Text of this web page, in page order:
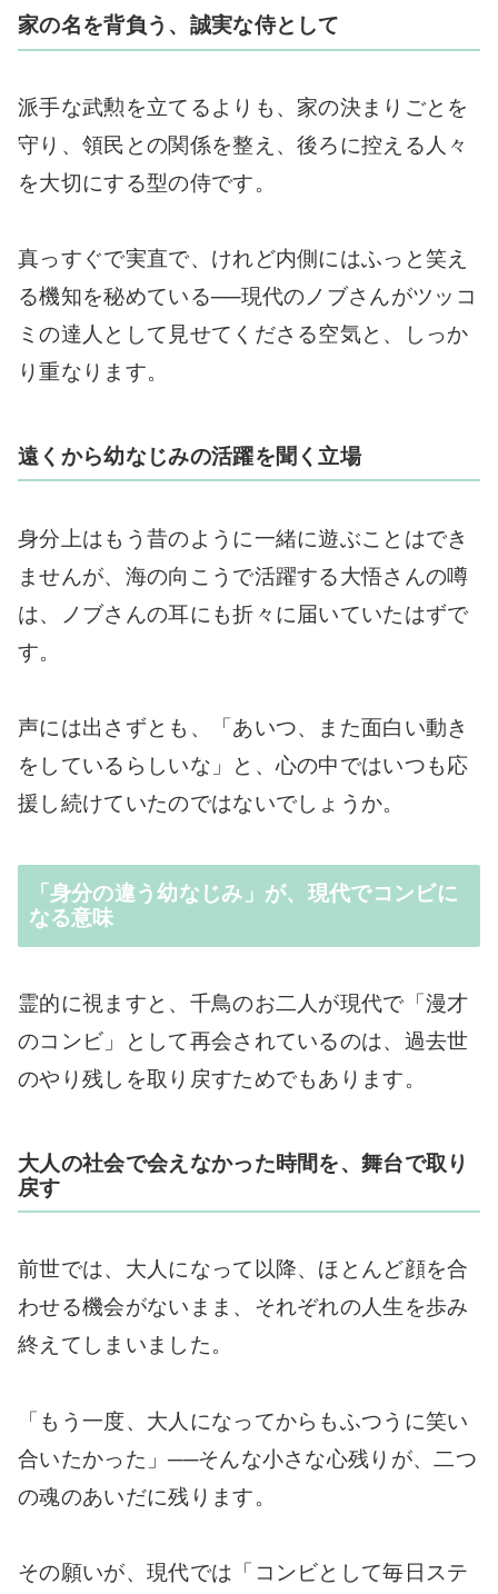
家の名を背負う、誠実な侍として
派手な武勲を立てるよりも、家の決まりごとを
守り、領民との関係を整え、後ろに控える人々
を大切にする型の侍です。
真っすぐで実直で、けれど内側にはふっと笑え
る機知を秘めている──現代のノブさんがツッコ
ミの達人として見せてくださる空気と、しっか
り重なります。
遠くから幼なじみの活躍を聞く立場
身分上はもう昔のように一緒に遊ぶことはでき
ませんが、海の向こうで活躍する大悟さんの噂
は、ノブさんの耳にも折々に届いていたはずで
す。
声には出さずとも、「あいつ、また面白い動き
をしているらしいな」と、心の中ではいつも応
援し続けていたのではないでしょうか。
「身分の違う幼なじみ」が、現代でコンビに
なる意味
霊的に視ますと、千鳥のお二人が現代で「漫才
のコンビ」として再会されているのは、過去世
のやり残しを取り戻すためでもあります。
大人の社会で会えなかった時間を、舞台で取り
戻す
前世では、大人になって以降、ほとんど顔を合
わせる機会がないまま、それぞれの人生を歩み
終えてしまいました。
「もう一度、大人になってからもふつうに笑い
合いたかった」──そんな小さな心残りが、二つ
の魂のあいだに残ります。
その願いが、現代では「コンビとして毎日ステ